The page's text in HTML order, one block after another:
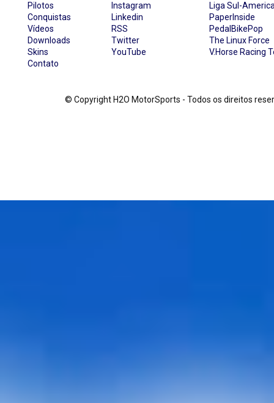
Pilotos
Conquistas
Vídeos
Downloads
Skins
Contato
Instagram
Linkedin
RSS
Twitter
YouTube
Liga Sul-
PaperInside
PedalBikePop
The Linux Force
V.Horse Racing
© Copyright H2O MotorSports - Todos os direitos